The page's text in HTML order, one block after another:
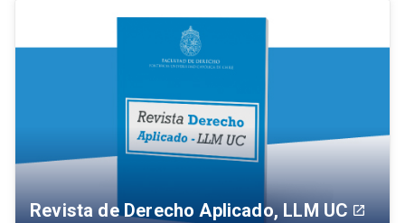
Revista de Derecho Aplicado, LLM UC launch